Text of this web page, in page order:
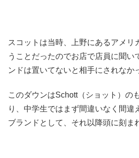
スコットは当時、上野にあるアメリ
うことだったのでお店で店員に聞い
ンドは置いてないと相手にされなか
このダウンはSchott（ショット）の
り、中学生ではまず間違いなく間違
ブランドとして、それ以降頭に刻ま